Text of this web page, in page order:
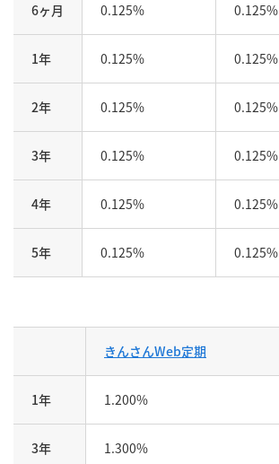
6ヶ月 0.125% 0.125%
1年 0.125% 0.125%
2年 0.125% 0.125%
3年 0.125% 0.125%
4年 0.125% 0.125%
5年 0.125% 0.125%
きんさんWeb定期
1年 1.200%
3年 1.300%